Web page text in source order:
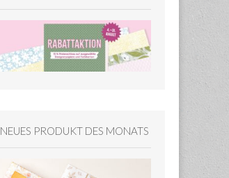
NEUES PRODUKT DES MONATS